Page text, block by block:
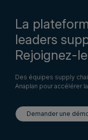
La
leaders
Rejoignez-
Des équipes supply
Anaplan pour accélérer
Demander une